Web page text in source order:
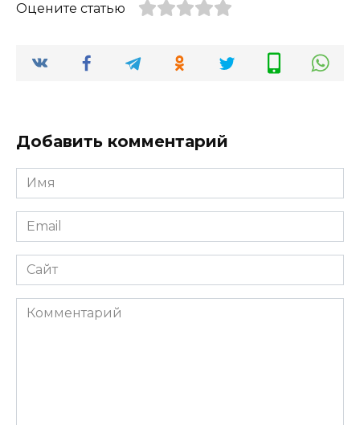
Оцените статью
Добавить комментарий
Имя
*
Email
*
Сайт
Комментарий